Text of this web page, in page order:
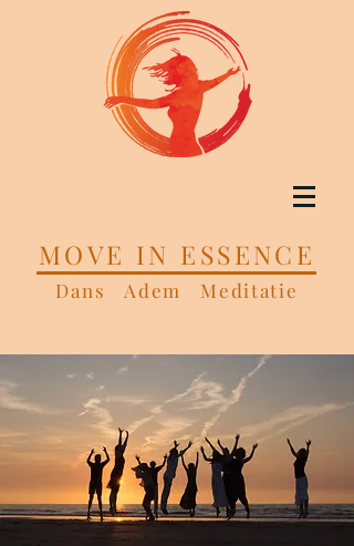
MOVE IN ESSENCE
Dans Adem Meditatie